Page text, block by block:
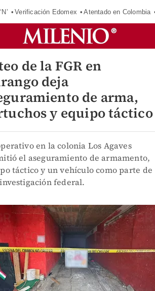
Verificación Edomex Atentado en Colombia
de la FGR en
deja
de arma,
y equipo táctico
en la colonia Los Agaves
el aseguramiento de armamento,
táctico y un vehículo como parte de
federal.